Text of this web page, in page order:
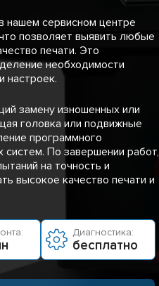
нашем сервисном центре
позволяет выявить любые
печати. Это
необходимости
настроек.
замену изношенных или
головка или подвижные
программного
систем. По завершении работ,
на точность и
высокое качество печати и
Диагностика:
бесплатно